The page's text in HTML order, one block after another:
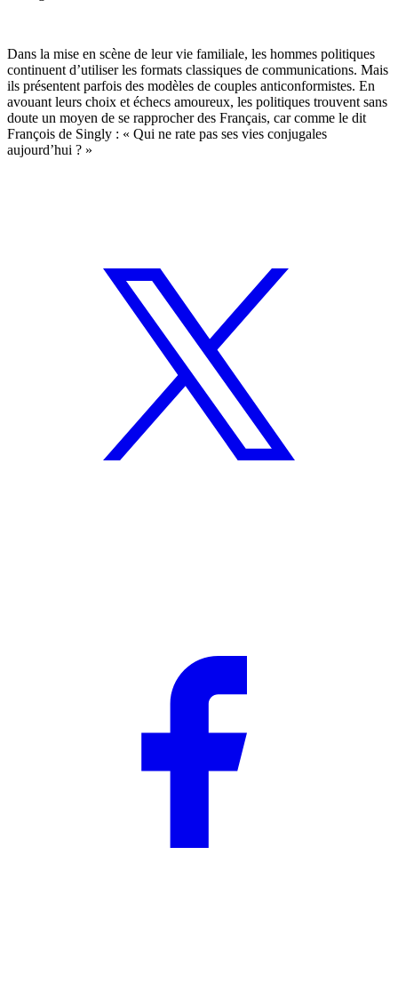
Dans la mise en scène de leur vie familiale, les hommes politiques
continuent d’utiliser les formats classiques de communications. Mais
ils présentent parfois des modèles de couples anticonformistes. En
avouant leurs choix et échecs amoureux, les politiques trouvent sans
doute un moyen de se rapprocher des Français, car comme le dit
François de Singly : « Qui ne rate pas ses vies conjugales
aujourd’hui ? »